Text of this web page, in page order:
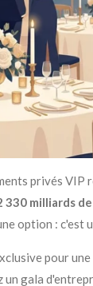
privés VIP
330 milliards
option : c'est
pour
un gala